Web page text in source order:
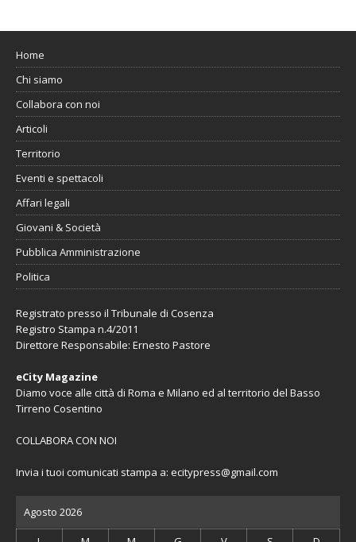
Home
Chi siamo
Collabora con noi
Articoli
Territorio
Eventi e spettacoli
Affari legali
Giovani & Società
Pubblica Amministrazione
Politica
Registrato presso il Tribunale di Cosenza
Registro Stampa n.4/2011
Direttore Responsabile: Ernesto Pastore
eCity Magazine
Diamo voce alle città di Roma e Milano ed al territorio del Basso
Tirreno Cosentino
COLLABORA CON NOI
Invia i tuoi comunicati stampa a: ecitypress@gmail.com
Agosto 2026